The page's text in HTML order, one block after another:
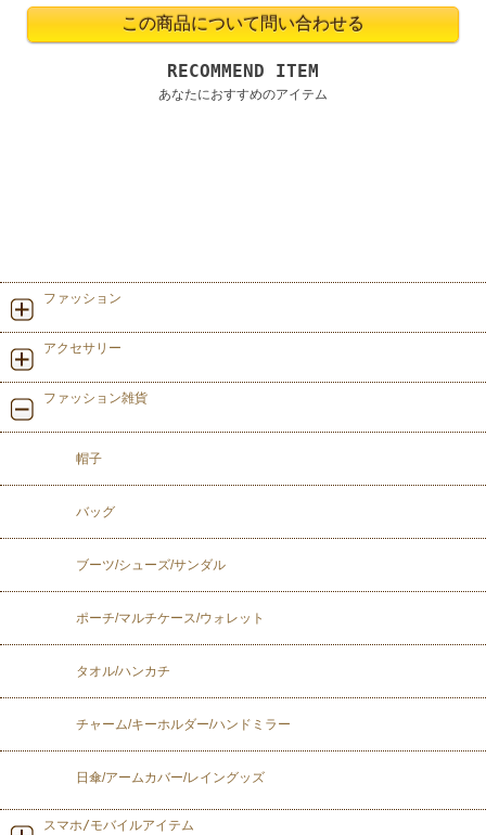
RECOMMEND ITEM
あなたにおすすめのアイテム
ファッション
アクセサリー
ファッション雑貨
帽子
バッグ
ブーツ/シューズ/サンダル
ポーチ/マルチケース/ウォレット
タオル/ハンカチ
チャーム/キーホルダー/ハンドミラー
日傘/アームカバー/レイングッズ
スマホ/モバイルアイテム